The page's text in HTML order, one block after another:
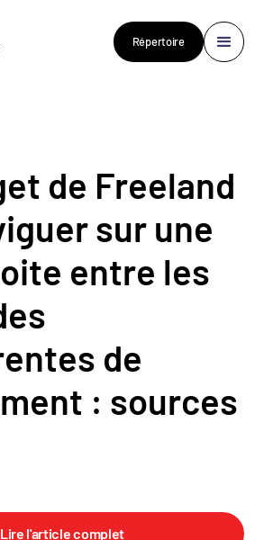
Répertoire
de Freeland
sur une
entre les
de
: sources
Lire l'article complet